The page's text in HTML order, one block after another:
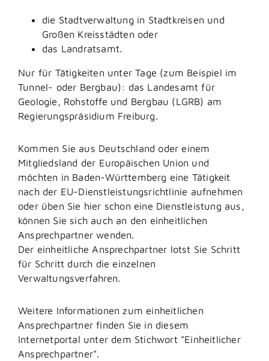
die Stadtverwaltung in Stadtkreisen und
Großen Kreisstädten oder
das Landratsamt.
Nur für Tätigkeiten unter Tage (zum Beispiel im
Tunnel- oder Bergbau): das Landesamt für
Geologie, Rohstoffe und Bergbau (LGRB) am
Regierungspräsidium Freiburg.
Kommen Sie aus Deutschland oder einem
Mitgliedsland der Europäischen Union und
möchten in Baden-Württemberg eine Tätigkeit
nach der EU-Dienstleistungsrichtlinie aufnehmen
oder üben Sie hier schon eine Dienstleistung aus,
können Sie sich auch an den einheitlichen
Ansprechpartner wenden.
Der einheitliche Ansprechpartner lotst Sie Schritt
für Schritt durch die einzelnen
Verwaltungsverfahren.
Weitere Informationen zum einheitlichen
Ansprechpartner finden Sie in diesem
Internetportal unter dem Stichwort "Einheitlicher
Ansprechpartner".